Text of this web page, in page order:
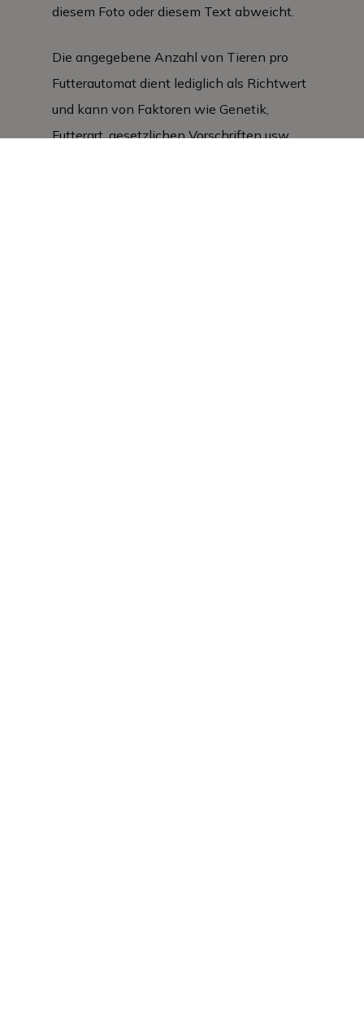
diesem Foto oder diesem Text abweicht.
Die angegebene Anzahl von Tieren pro
Futterautomat dient lediglich als Richtwert
und kann von Faktoren wie Genetik,
Futterart, gesetzlichen Vorschriften usw.